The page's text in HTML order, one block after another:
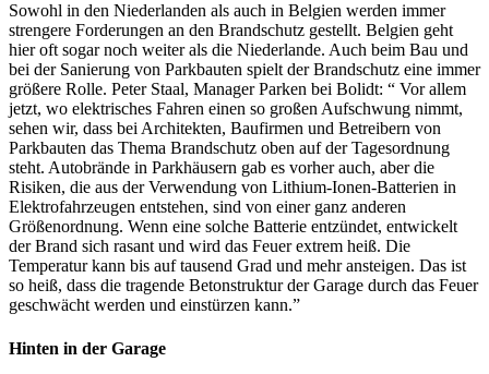
Sowohl in den Niederlanden als auch in Belgien werden immer
strengere Forderungen an den Brandschutz gestellt. Belgien geht
hier oft sogar noch weiter als die Niederlande. Auch beim Bau und
bei der Sanierung von Parkbauten spielt der Brandschutz eine immer
größere Rolle. Peter Staal, Manager Parken bei Bolidt: “ Vor allem
jetzt, wo elektrisches Fahren einen so großen Aufschwung nimmt,
sehen wir, dass bei Architekten, Baufirmen und Betreibern von
Parkbauten das Thema Brandschutz oben auf der Tagesordnung
steht. Autobrände in Parkhäusern gab es vorher auch, aber die
Risiken, die aus der Verwendung von Lithium-Ionen-Batterien in
Elektrofahrzeugen entstehen, sind von einer ganz anderen
Größenordnung. Wenn eine solche Batterie entzündet, entwickelt
der Brand sich rasant und wird das Feuer extrem heiß. Die
Temperatur kann bis auf tausend Grad und mehr ansteigen. Das ist
so heiß, dass die tragende Betonstruktur der Garage durch das Feuer
geschwächt werden und einstürzen kann.”
Hinten in der Garage